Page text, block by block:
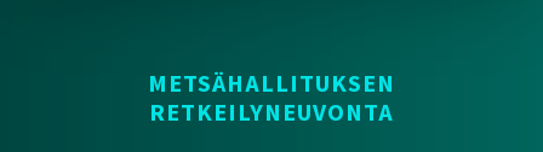
METSÄHALLITUKSEN
RETKEILYNEUVONTA